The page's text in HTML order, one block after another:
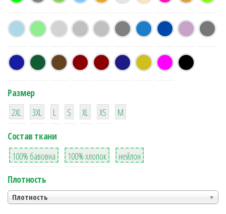
Размер
38
2XL
16
3XL
42
L
42
S
42
XL XS
М
Состав ткани
8
100% бавовна
36
100% хлопок
2
нейлон
Плотность
Плотность